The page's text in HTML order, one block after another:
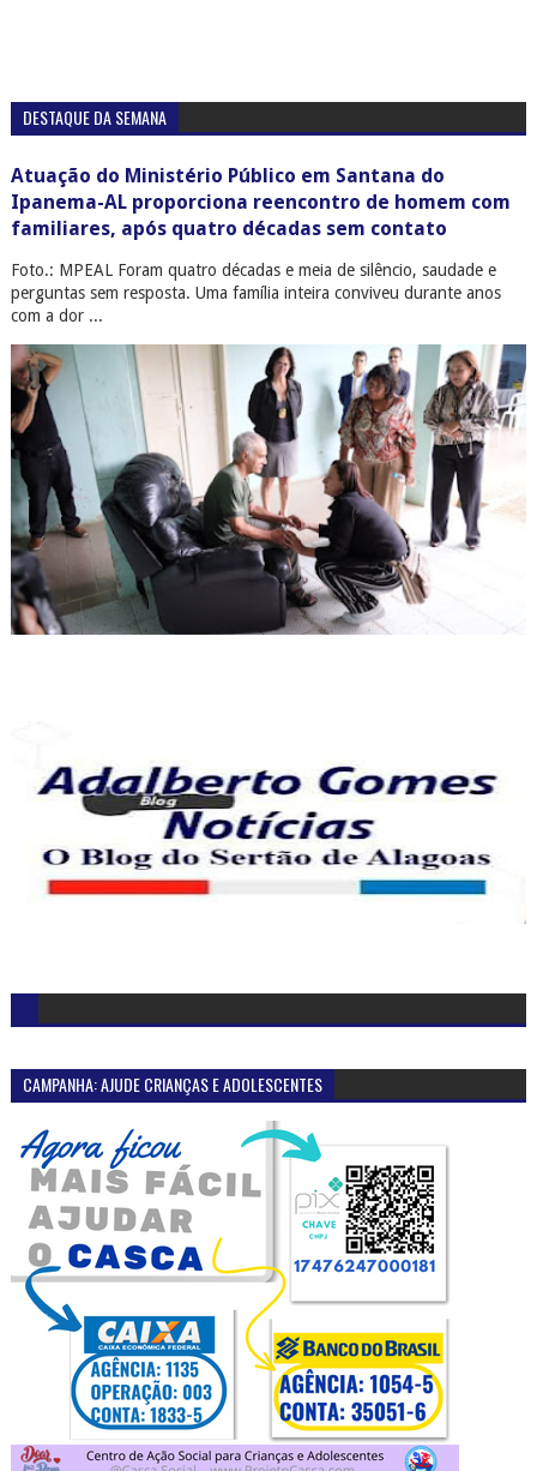
DESTAQUE DA SEMANA
Atuação do Ministério Público em Santana do
Ipanema-AL proporciona reencontro de homem com
familiares, após quatro décadas sem contato
Foto.: MPEAL Foram quatro décadas e meia de silêncio, saudade e
perguntas sem resposta. Uma família inteira conviveu durante anos
com a dor ...
CAMPANHA: AJUDE CRIANÇAS E ADOLESCENTES